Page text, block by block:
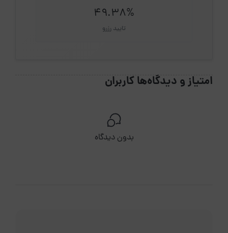
49.38%
تایید رزرو
امتیاز و دیدگاه‌ها کاربران
بدون دیدگاه